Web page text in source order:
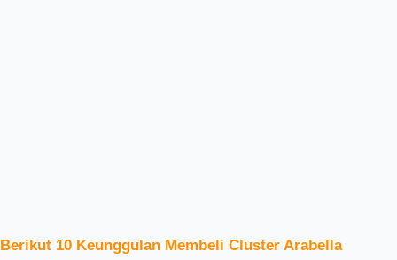
Berikut 10 Keunggulan Membeli Cluster Arabella